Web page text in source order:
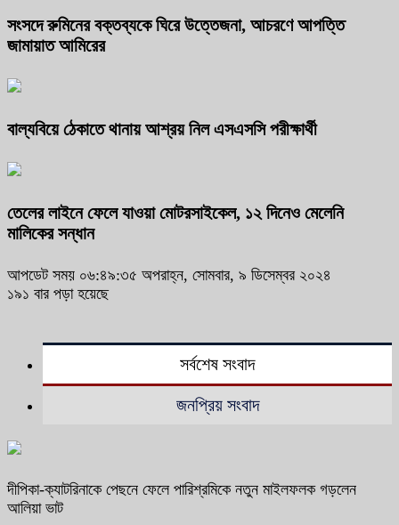
সংসদে রুমিনের বক্তব্যকে ঘিরে উত্তেজনা, আচরণে আপত্তি
জামায়াত আমিরের
বাল্যবিয়ে ঠেকাতে থানায় আশ্রয় নিল এসএসসি পরীক্ষার্থী
তেলের লাইনে ফেলে যাওয়া মোটরসাইকেল, ১২ দিনেও মেলেনি
মালিকের সন্ধান
আপডেট সময় ০৬:৪৯:৩৫ অপরাহ্ন, সোমবার, ৯ ডিসেম্বর ২০২৪
১৯১ বার পড়া হয়েছে
সর্বশেষ সংবাদ
জনপ্রিয় সংবাদ
দীপিকা-ক্যাটরিনাকে পেছনে ফেলে পারিশ্রমিকে নতুন মাইলফলক গড়লেন
আলিয়া ভাট